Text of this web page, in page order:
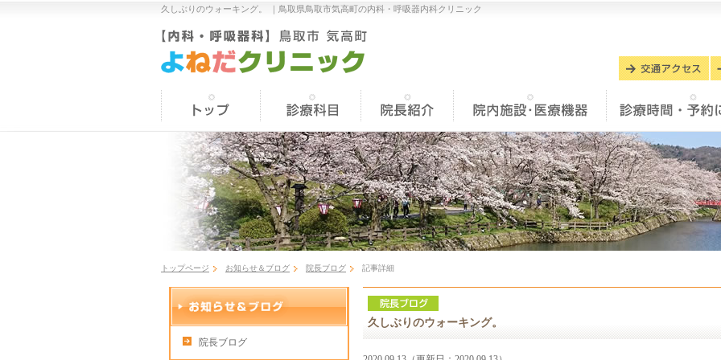
久しぶりのウォーキング。 ｜ 鳥取県鳥取市気高町の内科・呼吸器内科クリニック
トップページ お知らせ＆ブログ 院長ブログ 記事詳細
久しぶりのウォーキング。
院長ブログ